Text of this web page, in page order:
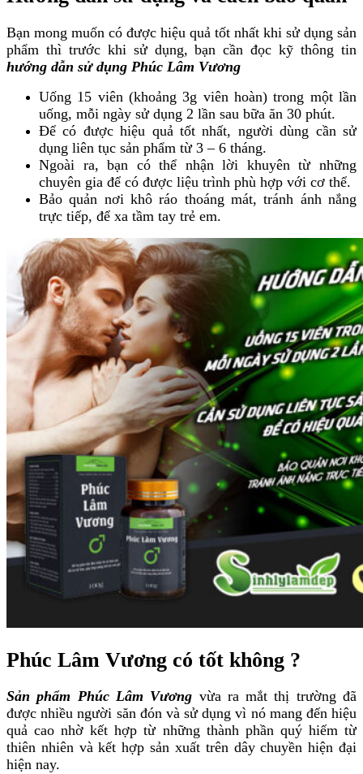
Bạn mong muốn có được hiệu quả tốt nhất khi sử dụng sản
phẩm thì trước khi sử dụng, bạn cần đọc kỹ thông tin
hướng dẫn sử dụng Phúc Lâm Vương
Uống 15 viên (khoảng 3g viên hoàn) trong một lần
uống, mỗi ngày sử dụng 2 lần sau bữa ăn 30 phút.
Để có được hiệu quả tốt nhất, người dùng cần sử
dụng liên tục sản phẩm từ 3 – 6 tháng.
Ngoài ra, bạn có thể nhận lời khuyên từ những
chuyên gia để có được liệu trình phù hợp với cơ thể.
Bảo quản nơi khô ráo thoáng mát, tránh ánh nắng
trực tiếp, để xa tầm tay trẻ em.
Phúc Lâm Vương có tốt không ?
Sản phẩm Phúc Lâm Vương vừa ra mắt thị trường đã
được nhiều người săn đón và sử dụng vì nó mang đến hiệu
quả cao nhờ kết hợp từ những thành phần quý hiếm từ
thiên nhiên và kết hợp sản xuất trên dây chuyền hiện đại
hiện nay.